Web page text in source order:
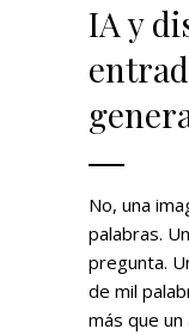
IA y
No, una
palabras.
pregunta.
de mil
más que